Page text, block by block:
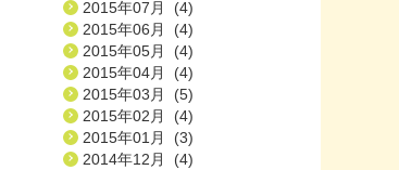
2015年07月 (4)
2015年06月 (4)
2015年05月 (4)
2015年04月 (4)
2015年03月 (5)
2015年02月 (4)
2015年01月 (3)
2014年12月 (4)